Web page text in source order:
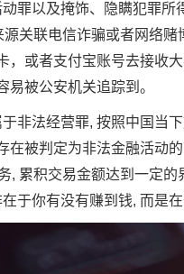
动罪以及掩饰、隐瞒犯罪所
关联电信诈骗或者网络赌
，或者支付宝账号去接收
易被公安机关追踪到。
非法经营罪, 按照中国当
在被判定为非法金融活动
, 累积交易金额达到一定
于你有没有赚到钱, 而是